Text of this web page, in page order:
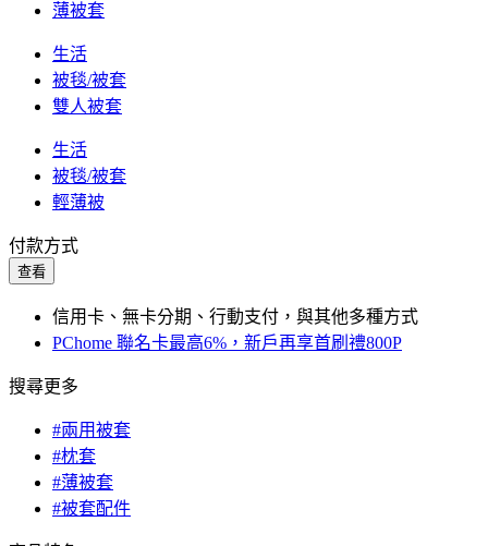
薄被套
生活
被毯/被套
雙人被套
生活
被毯/被套
輕薄被
付款方式
查看
信用卡、無卡分期、行動支付，與其他多種方式
PChome 聯名卡最高6%，新戶再享首刷禮800P
搜尋更多
#兩用被套
#枕套
#薄被套
#被套配件